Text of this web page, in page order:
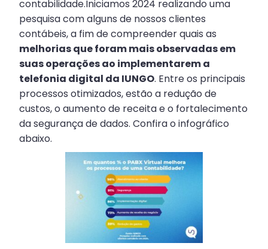
contabilidade.Iniciamos 2024 realizando uma
pesquisa com alguns de nossos clientes
contábeis, a fim de compreender quais as
melhorias que foram mais observadas em
suas operações ao implementarem a
telefonia digital da IUNGO. Entre os principais
processos otimizados, estão a redução de
custos, o aumento de receita e o fortalecimento
da segurança de dados. Confira o infográfico
abaixo.